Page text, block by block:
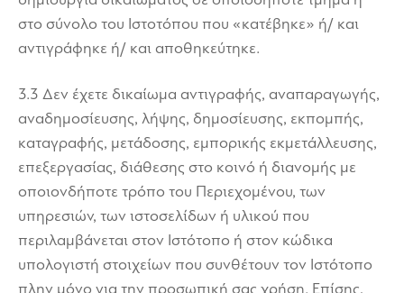
στο σύνολο του Ιστοτόπου που «κατέβηκε» ή/ και
αντιγράφηκε ή/ και αποθηκεύτηκε.
3.3 Δεν έχετε δικαίωμα αντιγραφής, αναπαραγωγής,
αναδημοσίευσης, λήψης, δημοσίευσης, εκπομπής,
καταγραφής, μετάδοσης, εμπορικής εκμετάλλευσης,
επεξεργασίας, διάθεσης στο κοινό ή διανομής με
οποιονδήποτε τρόπο του Περιεχομένου, των
υπηρεσιών, των ιστοσελίδων ή υλικού που
περιλαμβάνεται στον Ιστότοπο ή στον κώδικα
υπολογιστή στοιχείων που συνθέτουν τον Ιστότοπο
πλην μόνο για την προσωπική σας χρήση. Επίσης,